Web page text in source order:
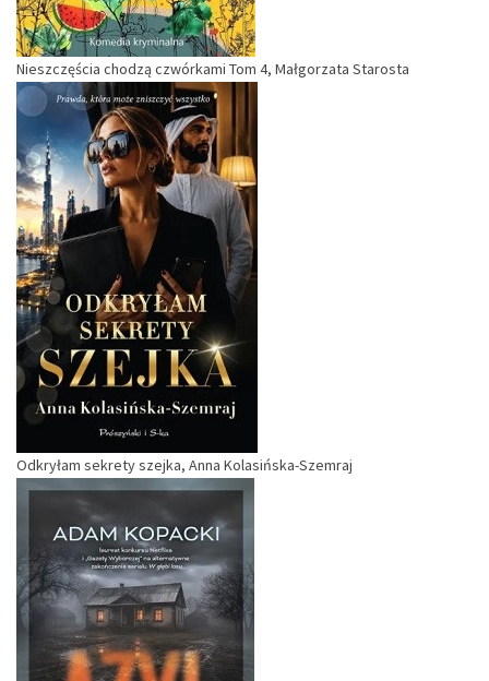
Nieszczęścia chodzą czwórkami Tom 4, Małgorzata Starosta
Odkryłam sekrety szejka, Anna Kolasińska-Szemraj